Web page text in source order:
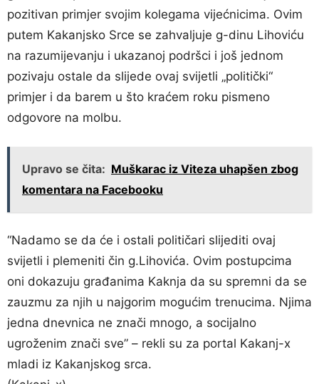
pozitivan primjer svojim kolegama vijećnicima. Ovim
putem Kakanjsko Srce se zahvaljuje g-dinu Lihoviću
na razumijevanju i ukazanoj podršci i još jednom
pozivaju ostale da slijede ovaj svijetli „politički“
primjer i da barem u što kraćem roku pismeno
odgovore na molbu.
Upravo se čita: Muškarac iz Viteza uhapšen zbog
komentara na Facebooku
“Nadamo se da će i ostali političari slijediti ovaj
svijetli i plemeniti čin g.Lihovića. Ovim postupcima
oni dokazuju građanima Kaknja da su spremni da se
zauzmu za njih u najgorim mogućim trenucima. Njima
jedna dnevnica ne znači mnogo, a socijalno
ugroženim znači sve” – rekli su za portal Kakanj-x
mladi iz Kakanjskog srca.